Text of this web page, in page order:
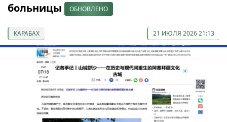
больницы
ОБНОВЛЕНО
КАРАБАХ 21 ИЮЛЯ 2026 21:13